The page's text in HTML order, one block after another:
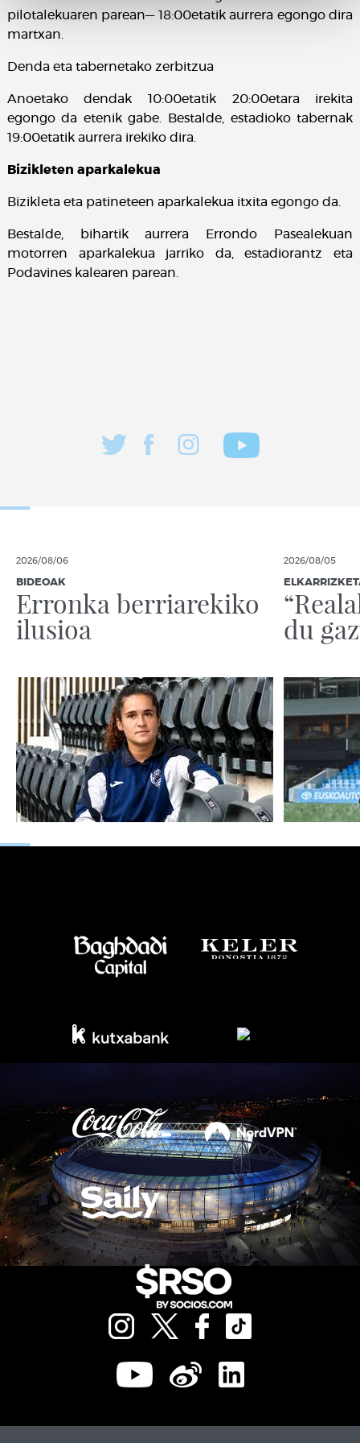
pilotalekuaren parean— 18:00etatik aurrera egongo dira
martxan.
Denda eta tabernetako zerbitzua
Anoetako dendak 10:00etatik 20:00etara irekita
egongo da etenik gabe. Bestalde, estadioko tabernak
19:00etatik aurrera irekiko dira.
Bizikleten aparkalekua
Bizikleta eta patineteen aparkalekua itxita egongo da.
Bestalde, bihartik aurrera Errondo Pasealekuan
motorren aparkalekua jarriko da, estadiorantz eta
Podavines kalearen parean.
2026/08/06
BIDEOAK
Erronka berriarekiko
ilusioa
2026/08/05
du